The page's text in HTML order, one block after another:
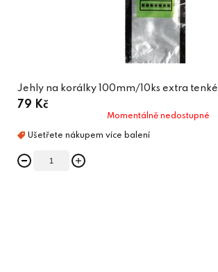
Jehly na korálky 100mm/10ks extra tenké
79 Kč
Momentálně nedostupné